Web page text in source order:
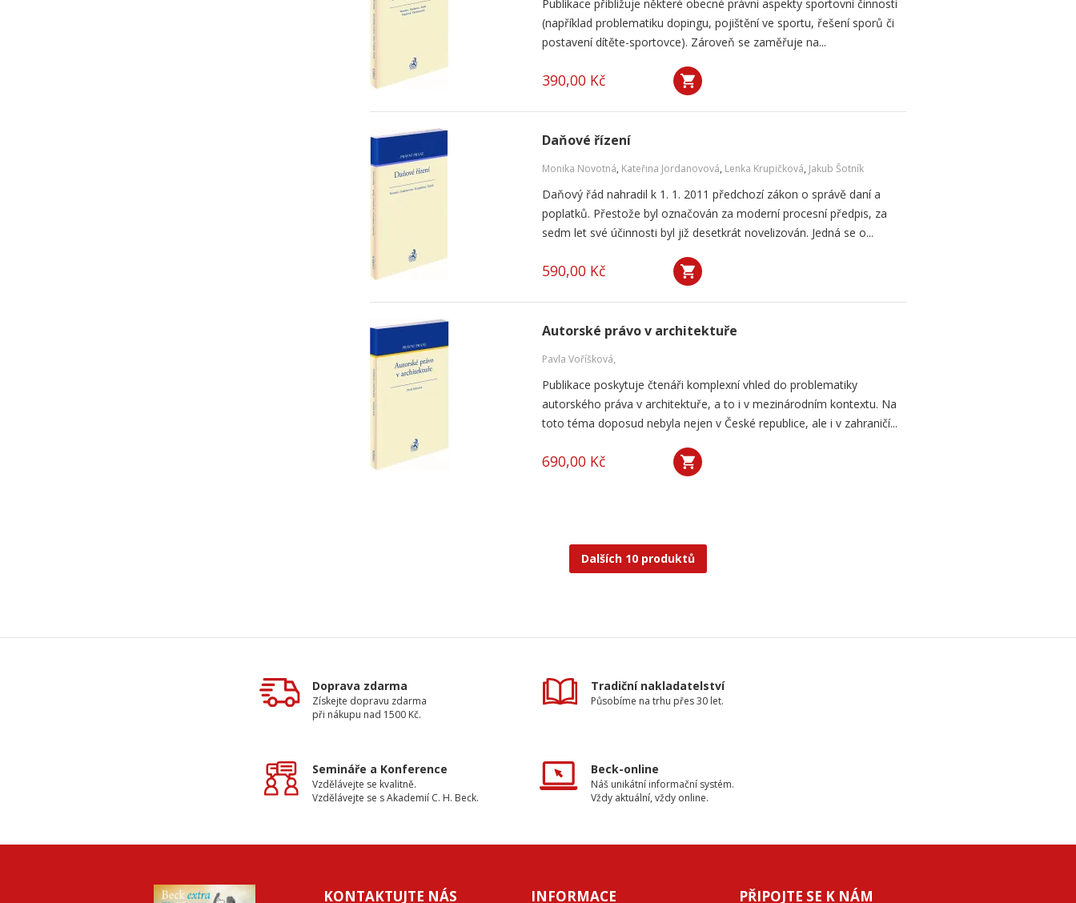
Publikace přibližuje některé obecné právní aspekty sportovní činnosti
(například problematiku dopingu, pojištění ve sportu, řešení sporů či
postavení dítěte-sportovce). Zároveň se zaměřuje na...
390,00 Kč
Daňové řízení
Monika Novotná, Kateřina Jordanovová, Lenka Krupičková, Jakub Šotník
Daňový řád nahradil k 1. 1. 2011 předchozí zákon o správě daní a
poplatků. Přestože byl označován za moderní procesní předpis, za
sedm let své účinnosti byl již desetkrát novelizován. Jedná se o...
590,00 Kč
Autorské právo v architektuře
Pavla Voříšková,
Publikace poskytuje čtenáři komplexní vhled do problematiky
autorského práva v architektuře, a to i v mezinárodním kontextu. Na
toto téma doposud nebyla nejen v České republice, ale i v zahraničí...
690,00 Kč
Dalších 10 produktů
Doprava zdarma
Získejte dopravu zdarma
při nákupu nad 1500 Kč.
Tradiční nakladatelství
Působíme na trhu přes 30 let.
Semináře a Konference
Vzdělávejte se kvalitně.
Vzdělávejte se s Akademií C. H. Beck.
Beck-online
Náš unikátní informační systém.
Vždy aktuální, vždy online.
KONTAKTUJTE NÁS INFORMACE PŘIPOJTE SE K NÁM